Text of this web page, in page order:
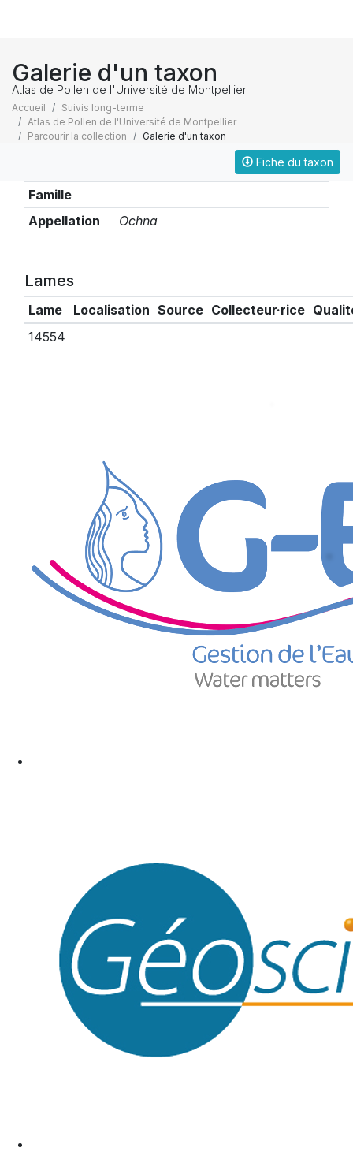
Galerie d'un taxon
Atlas de Pollen de l'Université de Montpellier
Accueil
Suivis long-terme
Atlas de Pollen de l'Université de Montpellier
Parcourir la collection
Galerie d'un taxon
Fiche du taxon
Famille
Appellation
Ochna
Lames
Lame Localisation Source Collecteur·rice
14554